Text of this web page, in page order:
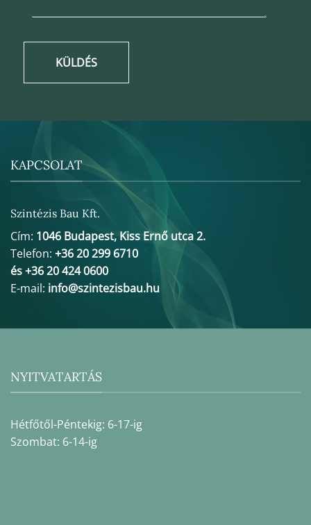
KÜLDÉS
KAPCSOLAT
Szintézis Bau Kft.
Cím: 1046 Budapest, Kiss Ernő utca 2.
Telefon: +36 20 299 6710
és +36 20 424 0600
E-mail: info@szintezisbau.hu
NYITVATARTÁS
Hétfőtől-Péntekig: 6-17-ig
Szombat: 6-14-ig